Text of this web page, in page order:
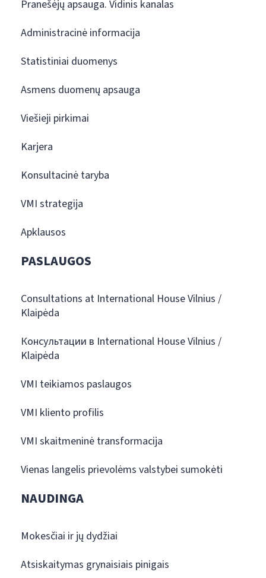
Pranešėjų apsauga. Vidinis kanalas
Administracinė informacija
Statistiniai duomenys
Asmens duomenų apsauga
Viešieji pirkimai
Karjera
Konsultacinė taryba
VMI strategija
Apklausos
PASLAUGOS
Consultations at International House Vilnius /
Klaipėda
Консультации в International House Vilnius /
Klaipėda
VMI teikiamos paslaugos
VMI kliento profilis
VMI skaitmeninė transformacija
Vienas langelis prievolėms valstybei sumokėti
NAUDINGA
Mokesčiai ir jų dydžiai
Atsiskaitymas grynaisiais pinigais